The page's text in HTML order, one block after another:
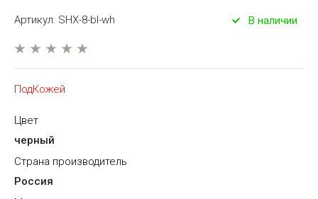
Артикул: SHX-8-bl-wh В наличии
ПодКожей
Цвет
черный
Страна производитель
Россия